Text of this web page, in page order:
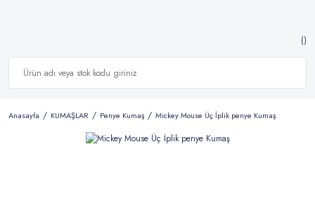
Anasayfa KUMAŞLAR Penye Kumaş Mickey Mouse Üç İplik penye Kumaş